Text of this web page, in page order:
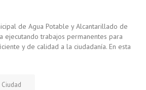
de Agua Potable y Alcantarillado de
ejecutando trabajos permanentes para
y de calidad a la ciudadanía. En esta
Ciudad